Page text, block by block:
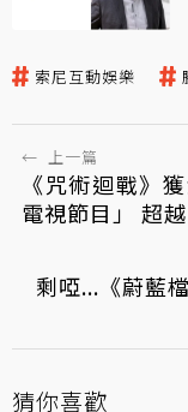
索尼互動娛樂
← 上一篇
《咒術迴戰》
電視節目」 超
剩啞...《蔚藍
猜你喜歡